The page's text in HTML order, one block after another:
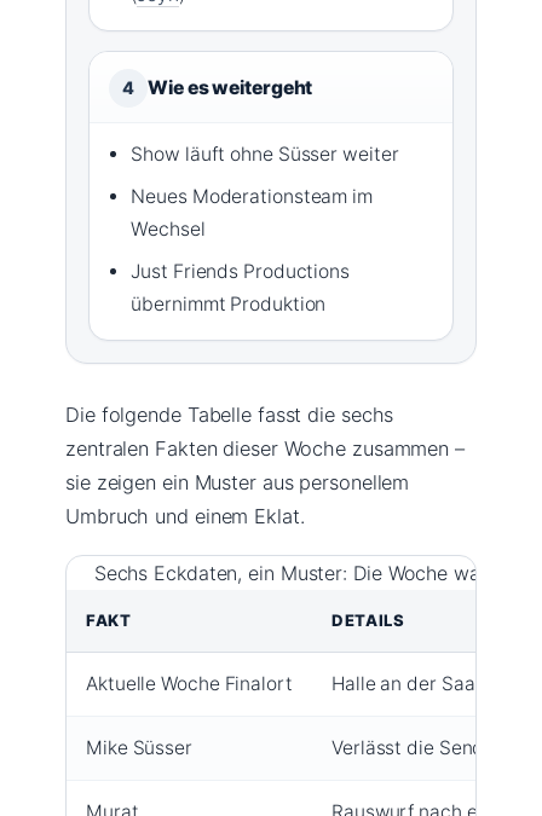
4 Wie es weitergeht
Show läuft ohne Süsser weiter
Neues Moderationsteam im
Wechsel
Just Friends Productions
übernimmt Produktion
Die folgende Tabelle fasst die sechs
zentralen Fakten dieser Woche zusammen –
sie zeigen ein Muster aus personellem
Umbruch und einem Eklat.
Sechs Eckdaten, ein Muster: Die Woche war
FAKT DETAILS
Aktuelle Woche Finalort Halle an der Saale,
Mike Süsser Verlässt die Sendung